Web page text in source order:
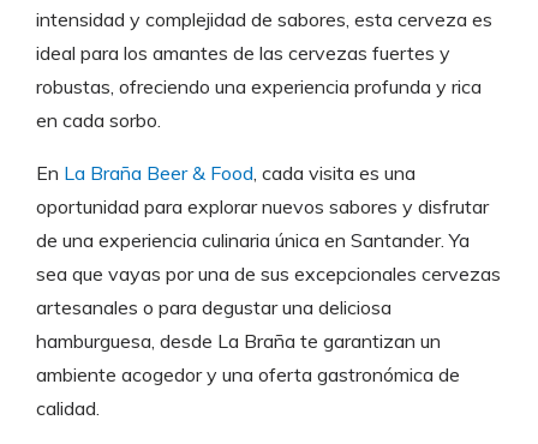
intensidad y complejidad de sabores, esta cerveza es
ideal para los amantes de las cervezas fuertes y
robustas, ofreciendo una experiencia profunda y rica
en cada sorbo.
En La Braña Beer & Food, cada visita es una
oportunidad para explorar nuevos sabores y disfrutar
de una experiencia culinaria única en Santander. Ya
sea que vayas por una de sus excepcionales cervezas
artesanales o para degustar una deliciosa
hamburguesa, desde La Braña te garantizan un
ambiente acogedor y una oferta gastronómica de
calidad.